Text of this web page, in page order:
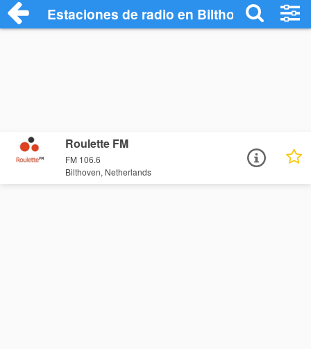
Estaciones de radio en Bilthoven -
Roulette FM
FM 106.6
Bilthoven, Netherlands